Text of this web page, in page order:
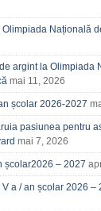
Națională
argint la Olimpiada
mai 11, 2026
școlar 2026-2027
pasiunea pentru
mai 7, 2026
școlar2026 – 2027
a / an școlar 2026 –